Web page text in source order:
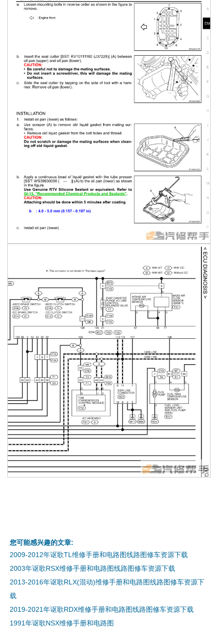
您可能感兴趣的文章:
2009-2012年讴歌TL维修手册和电路图线路图修车资源下载
2003年讴歌RSX维修手册和电路图线路图修车资源下载
2013-2016年讴歌RLX(混动)维修手册和电路图线路图修车资源下
载
2019-2021年讴歌RDX维修手册和电路图线路图修车资源下载
1991年讴歌NSX维修手册和电路图